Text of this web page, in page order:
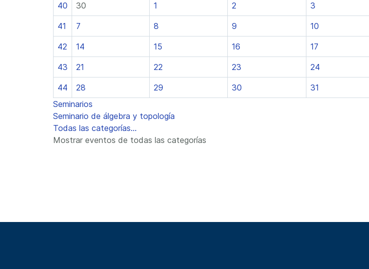
40 30 1 2 3
41 7 8 9 10
42 14 15 16 17
43 21 22 23 24
44 28 29 30 31
Seminarios
Seminario de álgebra y topología
Todas las categorías...
Mostrar eventos de todas las categorías